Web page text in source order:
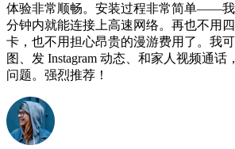
体验非常顺畅。安装过程非常简单——
分钟内就能连接上高速网络。再也不用
卡，也不用担心昂贵的漫游费用了。我
图、发 Instagram 动态、和家人视频通话
问题。强烈推荐！